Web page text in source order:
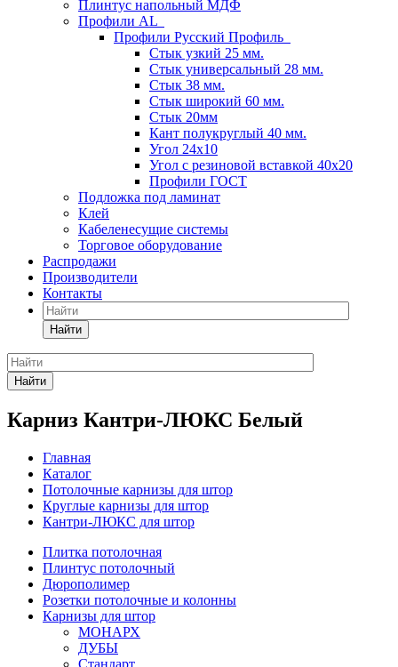
Плинтус напольный МДФ
Профили AL
Профили Русский Профиль
Стык узкий 25 мм.
Стык универсальный 28 мм.
Стык 38 мм.
Стык широкий 60 мм.
Стык 20мм
Кант полукруглый 40 мм.
Угол 24х10
Угол с резиновой вставкой 40х20
Профили ГОСТ
Подложка под ламинат
Клей
Кабеленесущие системы
Торговое оборудование
Распродажи
Производители
Контакты
Найти
Найти
Карниз Кантри-ЛЮКС Белый
Главная
Каталог
Потолочные карнизы для штор
Круглые карнизы для штор
Кантри-ЛЮКС для штор
Плитка потолочная
Плинтус потолочный
Дюрополимер
Розетки потолочные и колонны
Карнизы для штор
МОНАРХ
ДУБЫ
Стандарт